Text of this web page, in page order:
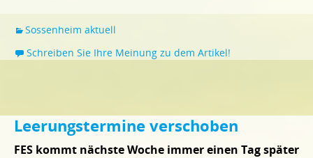
Sossenheim aktuell
Schreiben Sie Ihre Meinung zu dem Artikel!
Leerungstermine verschoben
FES kommt nächste Woche immer einen Tag später